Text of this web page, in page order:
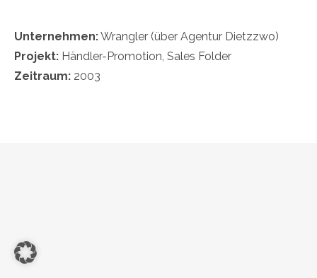
Unternehmen:Wrangler (über Agentur Dietzzwo)
Projekt: Händler-Promotion, Sales Folder
Zeitraum: 2003